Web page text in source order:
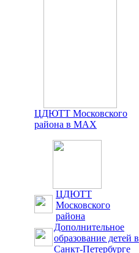
ЦДЮТТ Московского
района в MAX
ЦДЮТТ
Московского
района
Дополнительное
образование детей в
Санкт-Петербурге